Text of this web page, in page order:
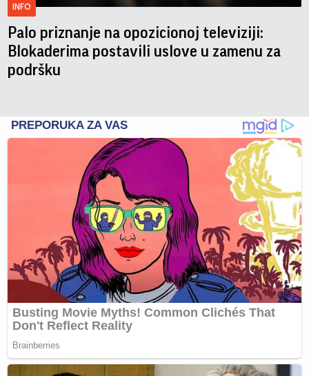
INFO
Palo priznanje na opozicionoj televiziji:
Blokaderima postavili uslove u zamenu za
podršku